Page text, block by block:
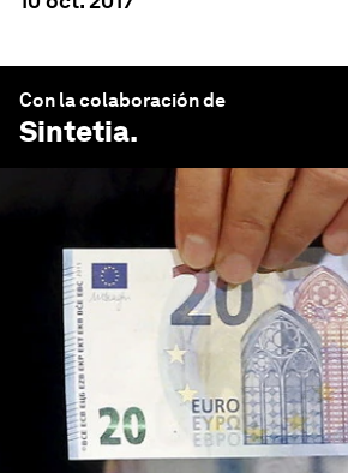
Con la colaboración de
Sintetia.